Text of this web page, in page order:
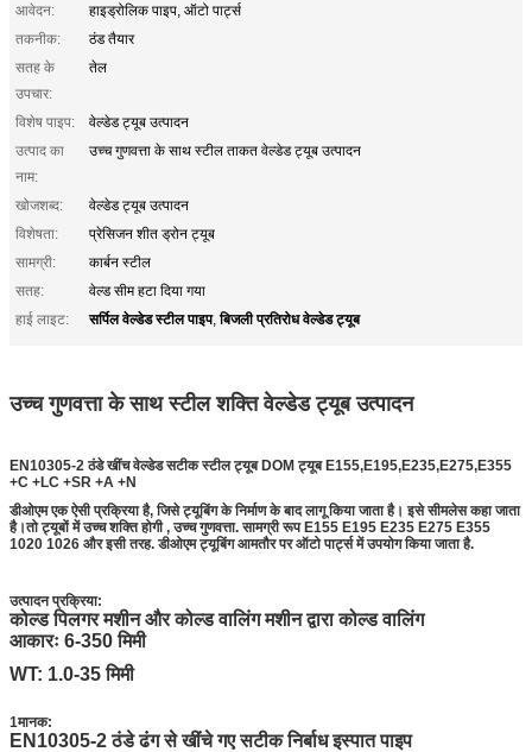
आवेदन:
हाइड्रोलिक पाइप, ऑटो पार्ट्स
तकनीक:
ठंड तैयार
सतह के
उपचार:
तेल
विशेष पाइप:
वेल्डेड ट्यूब उत्पादन
उत्पाद का
नाम:
उच्च गुणवत्ता के साथ स्टील ताकत वेल्डेड ट्यूब उत्पादन
खोजशब्द:
वेल्डेड ट्यूब उत्पादन
विशेषता:
प्रेसिजन शीत ड्रोन ट्यूब
सामग्री:
कार्बन स्टील
सतह:
वेल्ड सीम हटा दिया गया
हाई लाइट:
सर्पिल वेल्डेड स्टील पाइप,बिजली प्रतिरोध वेल्डेड ट्यूब
उच्च गुणवत्ता के साथ स्टील शक्ति वेल्डेड ट्यूब उत्पादन
EN10305-2 ठंडे खींच वेल्डेड सटीक स्टील ट्यूब DOM ट्यूब E155,E195,E235,E275,E355
+C +LC +SR +A +N
डीओएम एक ऐसी प्रक्रिया है, जिसे ट्यूबिंग के निर्माण के बाद लागू किया जाता है। इसे सीमलेस कहा जाता
है।तो ट्यूबों में उच्च शक्ति होगी , उच्च गुणवत्ता. सामग्री रूप E155 E195 E235 E275 E355
1020 1026 और इसी तरह. डीओएम ट्यूबिंग आमतौर पर ऑटो पार्ट्स में उपयोग किया जाता है.
उत्पादन प्रक्रिया:
कोल्ड पिलगर मशीन और कोल्ड वालिंग मशीन द्वारा कोल्ड वालिंग
आकारः 6-350 मिमी
WT: 1.0-35 मिमी
1मानक:
EN10305-2 ठंडे ढंग से खींचे गए सटीक निर्बाध इस्पात पाइप